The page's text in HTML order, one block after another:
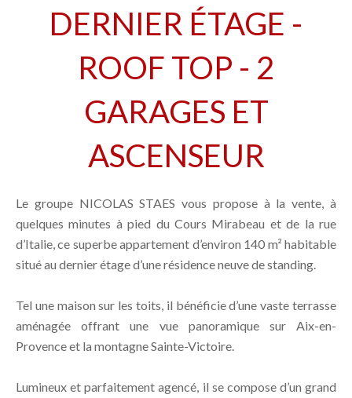
DERNIER ÉTAGE -
ROOF TOP - 2
GARAGES ET
ASCENSEUR
Le groupe NICOLAS STAES vous propose à la vente, à
quelques minutes à pied du Cours Mirabeau et de la rue
d’Italie, ce superbe appartement d’environ 140 m² habitable
situé au dernier étage d’une résidence neuve de standing.
Tel une maison sur les toits, il bénéficie d’une vaste terrasse
aménagée offrant une vue panoramique sur Aix-en-
Provence et la montagne Sainte-Victoire.
Lumineux et parfaitement agencé, il se compose d’un grand